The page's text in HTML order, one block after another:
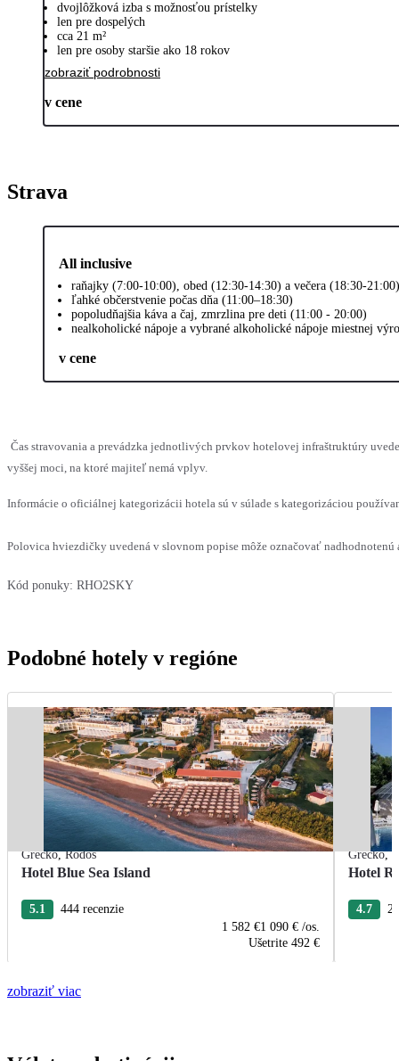
dvojlôžková izba s možnosťou prístelky
len pre dospelých
cca 21 m²
len pre osoby staršie ako 18 rokov
zobraziť podrobnosti
v cene
Strava
All inclusive
raňajky (7:00-10:00), obed (12:30-14:30) a večera (18:30-
ľahké občerstvenie počas dňa (11:00–18:30)
popoludňajšia káva a čaj, zmrzlina pre deti (11:00 - 20:00)
nealkoholické nápoje a vybrané alkoholické nápoje miestnej
v cene
Čas stravovania a prevádzka jednotlivých prvkov hotelovej infraštruktúry
vyššej moci, na ktoré majiteľ nemá vplyv.
Informácie o oficiálnej kategorizácii hotela sú v súlade s kategorizáciou
Polovica hviezdičky uvedená v slovnom popise môže označovať
Kód ponuky: RHO2SKY
Podobné hotely v regióne
Grécko,Rodos
Hotel Blue Sea Island
5.1
444 recenzie
1 582 €1 090 € /os.
Ušetrite 492 €
Grécko,
Hotel
4.7
zobraziť viac